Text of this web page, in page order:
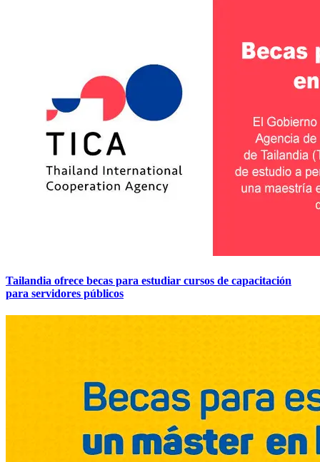
Tailandia ofrece becas para estudiar cursos de capacitación
para servidores públicos